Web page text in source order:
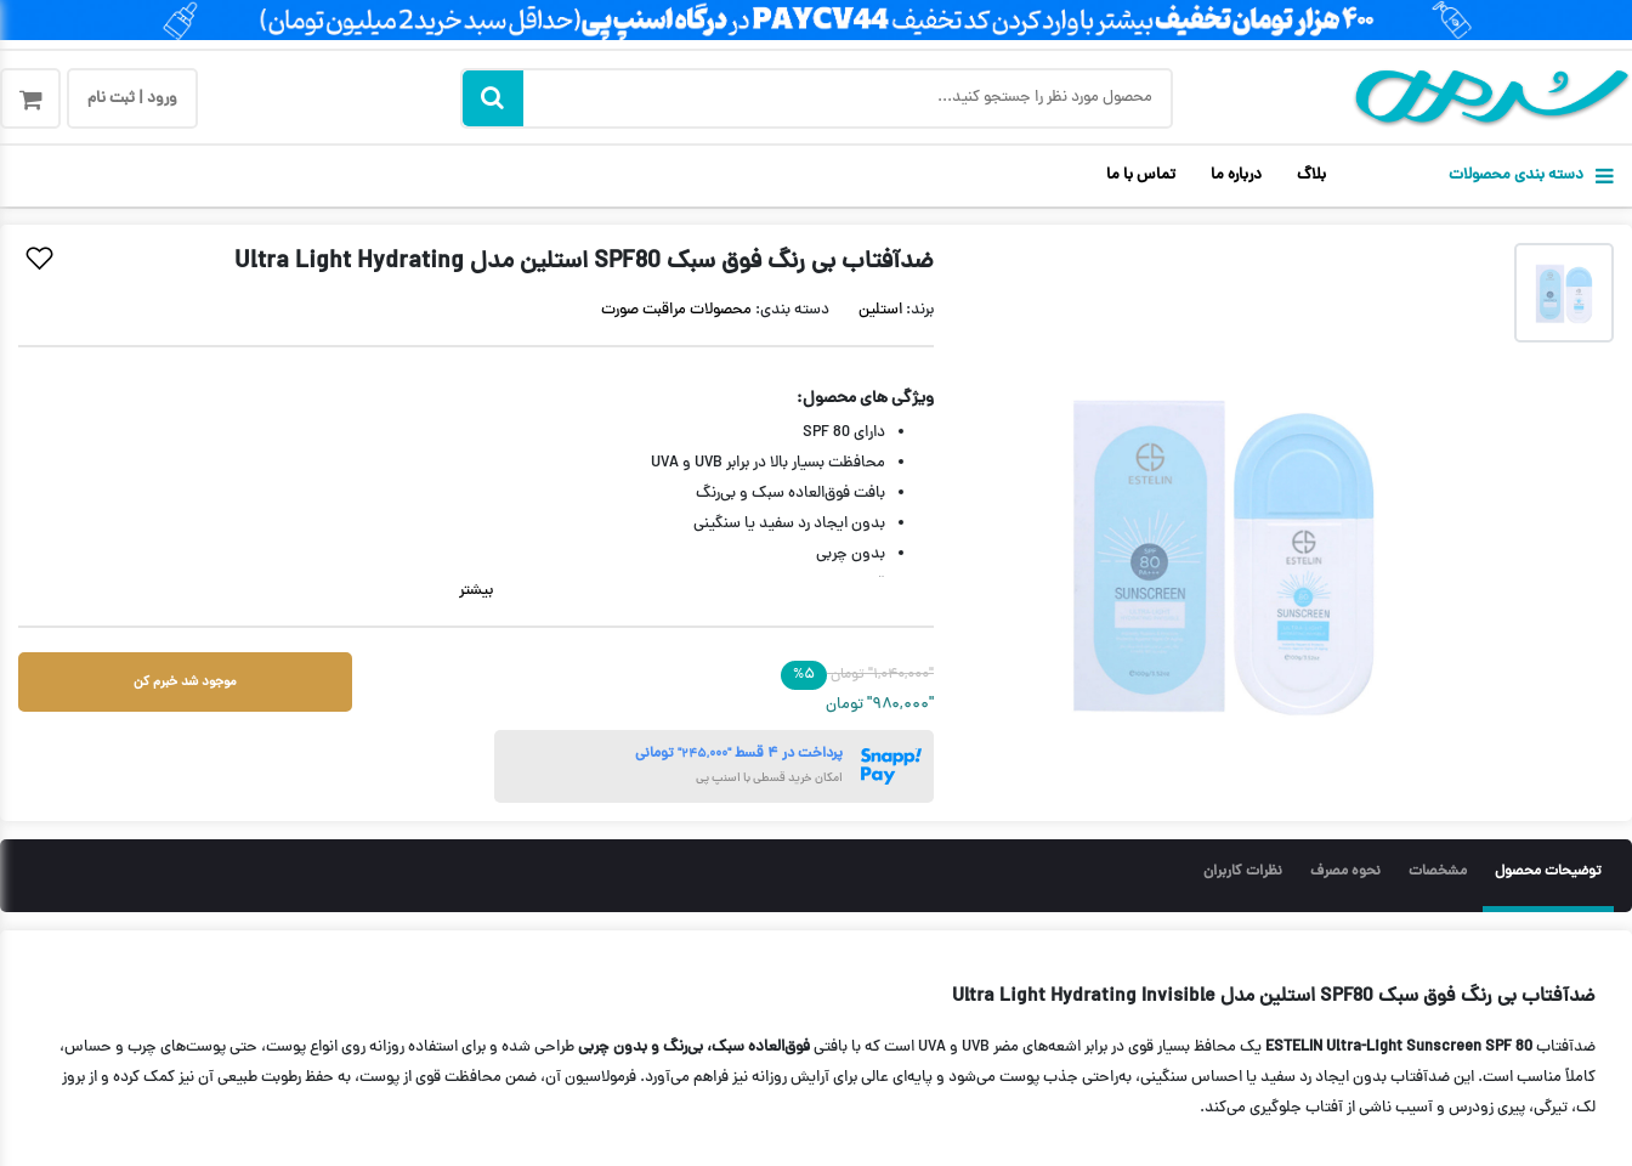
ورود | ثبت نام
دسته بندی محصولات بلاگ درباره ما تماس با ما
ضدآفتاب بی رنگ فوق سبک SPF80 استلین مدل Ultra Light Hydrating
برند: استلین دسته بندی: محصولات مراقبت صورت
ویژگی های محصول:
دارای SPF 80
محافظت بسیار بالا در برابر UVB و UVA
بافت فوق‌العاده سبک و بی‌رنگ
بدون ایجاد رد سفید یا سنگینی
بدون چربی
کمک به جلوگیری از آفتاب‌سوختگی، لک و پیری زودرس
مرطوب‌کننده و حفظ‌کننده رطوبت طبیعی پوست
مناسب برای بانوان و آقایان
بیشتر
"۱,۰۴۰,۰۰۰" تومان ۵%
"۹۸۰,۰۰۰" تومان
موجود شد خبرم کن
پرداخت در ۴ قسط "۲۴۵,۰۰۰" تومانی
امکان خرید قسطی با اسنپ پی
توضیحات محصول مشخصات نحوه مصرف نظرات کاربران
ضدآفتاب بی رنگ فوق سبک SPF80 استلین مدل Ultra Light Hydrating Invisible
ضدآفتابESTELIN Ultra-Light Sunscreen SPF 80 یک محافظ بسیار قوی در برابر اشعه‌های مضر UVB و UVA است که با بافتی فوق‌العاده سبک، بی‌رنگ و بدون چربیطراحی شده و برای استفاده روزانه روی انواع پوست، حتی پوست‌های چرب و حساس،
کاملاً مناسب است. این ضدآفتاب بدون ایجاد رد سفید یا احساس سنگینی، به‌راحتی جذب پوست می‌شود و پایه‌ای عالی برای آرایش روزانه نیز فراهم می‌آورد. فرمولاسیون آن، ضمن محافظت قوی از پوست، به حفظ رطوبت طبیعی آن نیز کمک کرده و از بروز
لک، تیرگی، پیری زودرس و آسیب ناشی از آفتاب جلوگیری می‌کند.